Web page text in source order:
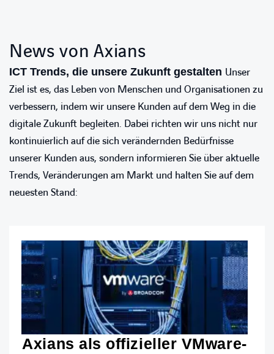
News von Axians
ICT Trends, die unsere Zukunft gestalten Unser
Ziel ist es, das Leben von Menschen und Organisationen zu
verbessern, indem wir unsere Kunden auf dem Weg in die
digitale Zukunft begleiten. Dabei richten wir uns nicht nur
kontinuierlich auf die sich verändernden Bedürfnisse
unserer Kunden aus, sondern informieren Sie über aktuelle
Trends, Veränderungen am Markt und halten Sie auf dem
neuesten Stand:
Axians als offizieller VMware-